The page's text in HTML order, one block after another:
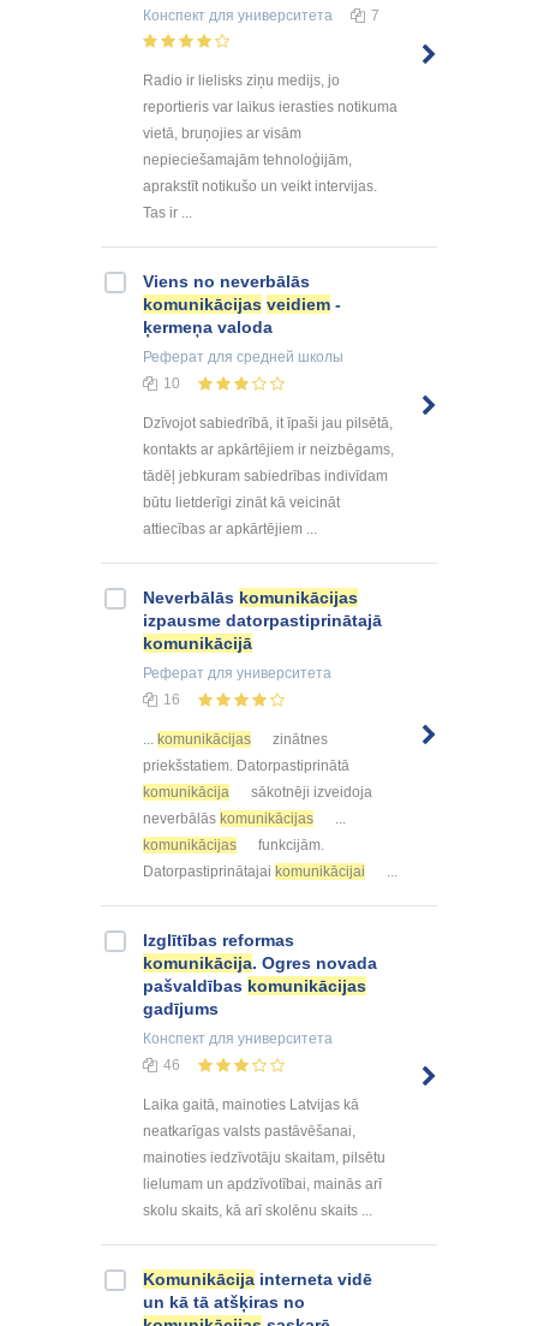
Конспект для университета 7
Radio ir lielisks ziņu medijs, jo
reportieris var laikus ierasties notikuma
vietā, bruņojies ar visām
nepieciešamajām tehnoloģijām,
aprakstīt notikušo un veikt intervijas.
Tas ir ...
Viens no neverbālās
komunikācijas veidiem -
ķermeņa valoda
Реферат для средней школы
10
Dzīvojot sabiedrībā, it īpaši jau pilsētā,
kontakts ar apkārtējiem ir neizbēgams,
tādēļ jebkuram sabiedrības indivīdam
būtu lietderīgi zināt kā veicināt
attiecības ar apkārtējiem ...
Neverbālās komunikācijas
izpausme datorpastiprinātajā
komunikācijā
Реферат для университета
16
... komunikācijas
zinātnes
priekšstatiem. Datorpastiprinātā
komunikācija
sākotnēji izveidoja
neverbālās komunikācijas
...
komunikācijas
funkcijām.
Datorpastiprinātajai komunikācijai ...
Izglītības reformas
komunikācija. Ogres novada
pašvaldības komunikācijas
gadījums
Конспект для университета
46
Laika gaitā, mainoties Latvijas kā
neatkarīgas valsts pastāvēšanai,
mainoties iedzīvotāju skaitam, pilsētu
lielumam un apdzīvotībai, mainās arī
skolu skaits, kā arī skolēnu skaits ...
Komunikācija interneta vidē
un kā tā atšķiras no